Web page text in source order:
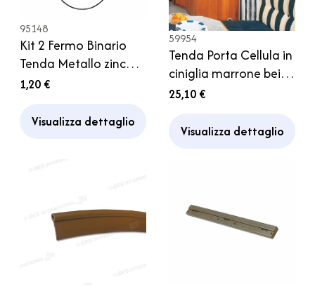
95148
Kit 2 Fermo Binario
Tenda Metallo zincato
Camper Caravan
1,20 €
Visualizza dettaglio
59954
Tenda Porta Cellula in
ciniglia marrone beige
grigio
25,10 €
Visualizza dettaglio